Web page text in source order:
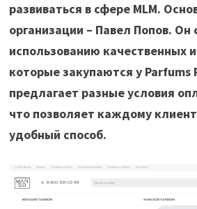
развиваться в сфере MLM.
организации – Павел Попов. Он
использованию качественных
которые закупаются у Parfums
предлагает разные условия
что позволяет каждому
удобный способ.